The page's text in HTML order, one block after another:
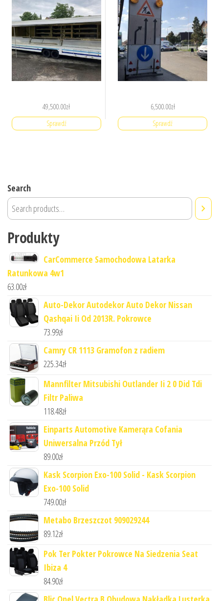
49,500.00zł
Sprawdź
6,500.00zł
Sprawdź
Search
Produkty
CarCommerce Samochodowa Latarka
Ratunkowa 4w1
63.00zł
Auto-Dekor Autodekor Auto Dekor Nissan
Qashqai Ii Od 2013R. Pokrowce
73.99zł
Camry CR 1113 Gramofon z radiem
225.34zł
Mannfilter Mitsubishi Outlander Ii 2 0 Did Tdi
Filtr Paliwa
118.48zł
Einparts Automotive Kamerąra Cofania
Uniwersalna Przód Tył
89.00zł
Kask Scorpion Exo-100 Solid - Kask Scorpion
Exo-100 Solid
749.00zł
Metabo Brzeszczot 909029244
89.12zł
Pok Ter Pokter Pokrowce Na Siedzenia Seat
Ibiza 4
84.90zł